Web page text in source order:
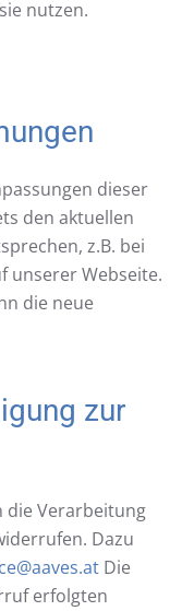
nutzen.
dieser
den aktuellen
z.B. bei
unserer Webseite.
die neue
zur
die Verarbeitung
Dazu
Die
erfolgten